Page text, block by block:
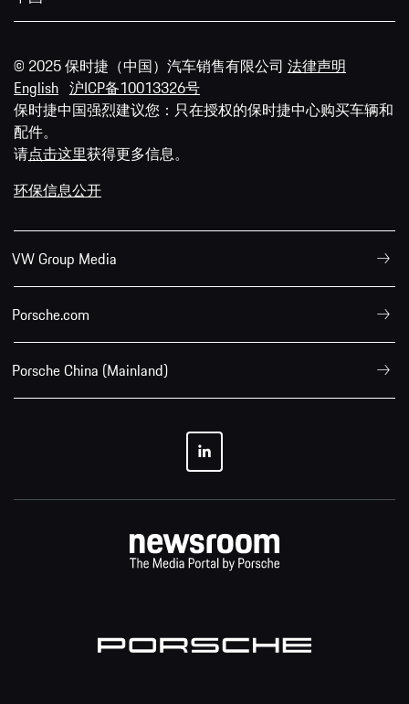
© 2025 保时捷（中国）汽车销售有限公司 法律声明
English 沪ICP备10013326号
保时捷中国强烈建议您：只在授权的保时捷中心购买车辆和
配件。
请点击这里获得更多信息。
环保信息公开
VW Group Media
Porsche.com
Porsche China (Mainland)